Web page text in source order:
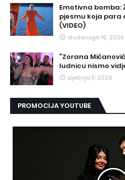
Emotivna bomba:
pjesmu koja para
(VIDEO)
studenoga 16, 2025
“Zorana
ludnicu nismo
siječnja 11, 2026
PROMOCIJA YOUTUBE